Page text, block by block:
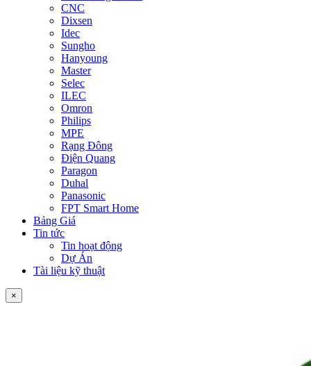
CNC
Dixsen
Idec
Sungho
Hanyoung
Master
Selec
ILEC
Omron
Philips
MPE
Rạng Đông
Điện Quang
Paragon
Duhal
Panasonic
FPT Smart Home
Bảng Giá
Tin tức
Tin hoạt động
Dự Án
Tài liệu kỹ thuật
×